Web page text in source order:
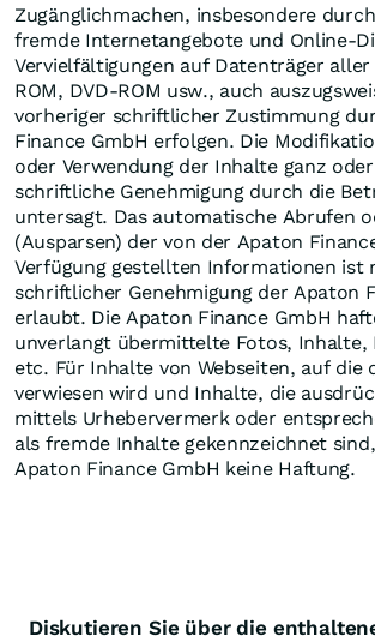
Zugänglichmachen, insbesondere
fremde Internetangebote und Online-
Vervielfältigungen auf Datenträger
ROM, DVD-ROM usw., auch
vorheriger schriftlicher Zustimmung
Finance GmbH erfolgen. Die
oder Verwendung der Inhalte ganz
schriftliche Genehmigung durch die
untersagt. Das automatische Abrufen
(Ausparsen) der von der Apaton
Verfügung gestellten Informationen ist
schriftlicher Genehmigung der Apaton
erlaubt. Die Apaton Finance GmbH
unverlangt übermittelte Fotos, Inhalte,
etc. Für Inhalte von Webseiten, auf die
verwiesen wird und Inhalte, die
mittels Urhebervermerk oder
als fremde Inhalte gekennzeichnet
Apaton Finance GmbH keine Haftung.
Diskutieren Sie über die